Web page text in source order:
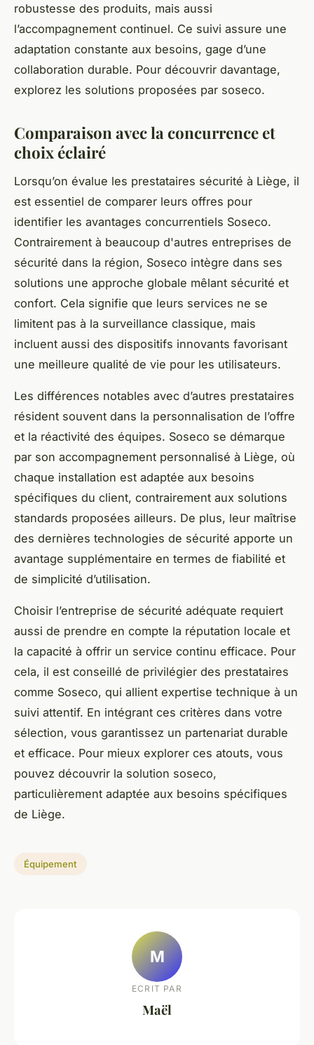
robustesse des produits, mais aussi
l’accompagnement continuel. Ce suivi assure une
adaptation constante aux besoins, gage d’une
collaboration durable. Pour découvrir davantage,
explorez les solutions proposées par soseco.
Comparaison avec la concurrence et
choix éclairé
Lorsqu’on évalue les prestataires sécurité à Liège, il
est essentiel de comparer leurs offres pour
identifier les avantages concurrentiels Soseco.
Contrairement à beaucoup d'autres entreprises de
sécurité dans la région, Soseco intègre dans ses
solutions une approche globale mêlant sécurité et
confort. Cela signifie que leurs services ne se
limitent pas à la surveillance classique, mais
incluent aussi des dispositifs innovants favorisant
une meilleure qualité de vie pour les utilisateurs.
Les différences notables avec d’autres prestataires
résident souvent dans la personnalisation de l’offre
et la réactivité des équipes. Soseco se démarque
par son accompagnement personnalisé à Liège, où
chaque installation est adaptée aux besoins
spécifiques du client, contrairement aux solutions
standards proposées ailleurs. De plus, leur maîtrise
des dernières technologies de sécurité apporte un
avantage supplémentaire en termes de fiabilité et
de simplicité d’utilisation.
Choisir l’entreprise de sécurité adéquate requiert
aussi de prendre en compte la réputation locale et
la capacité à offrir un service continu efficace. Pour
cela, il est conseillé de privilégier des prestataires
comme Soseco, qui allient expertise technique à un
suivi attentif. En intégrant ces critères dans votre
sélection, vous garantissez un partenariat durable
et efficace. Pour mieux explorer ces atouts, vous
pouvez découvrir la solution soseco,
particulièrement adaptée aux besoins spécifiques
de Liège.
Équipement
M
ECRIT PAR
Maël